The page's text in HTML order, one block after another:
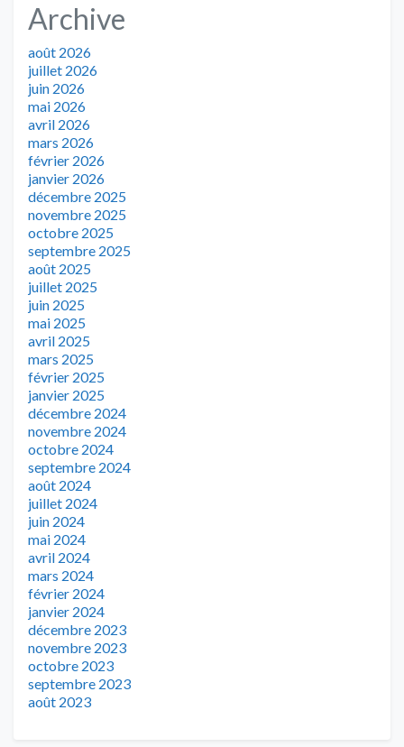
Archive
août 2026
juillet 2026
juin 2026
mai 2026
avril 2026
mars 2026
février 2026
janvier 2026
décembre 2025
novembre 2025
octobre 2025
septembre 2025
août 2025
juillet 2025
juin 2025
mai 2025
avril 2025
mars 2025
février 2025
janvier 2025
décembre 2024
novembre 2024
octobre 2024
septembre 2024
août 2024
juillet 2024
juin 2024
mai 2024
avril 2024
mars 2024
février 2024
janvier 2024
décembre 2023
novembre 2023
octobre 2023
septembre 2023
août 2023